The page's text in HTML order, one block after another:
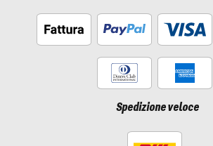
Spedizione veloce